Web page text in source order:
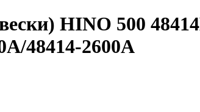
HINO 500
48414-2600A